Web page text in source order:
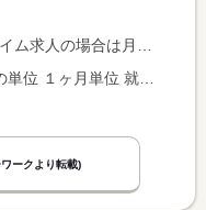
求人の場合は時間額を表示しています。
ークより転載)